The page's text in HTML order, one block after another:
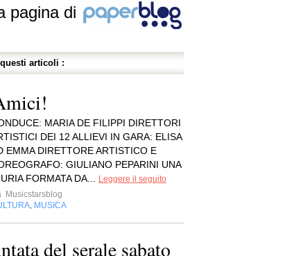
pagina di
articoli :
MARIA DE FILIPPI DIRETTORI
DEI 12 ALLIEVI IN GARA: ELISA
EMMA DIRETTORE ARTISTICO E
GIULIANO PEPARINI UNA
FORMATA DA...
Leggere il seguito
Musicstarsblog
MUSICA
del serale sabato